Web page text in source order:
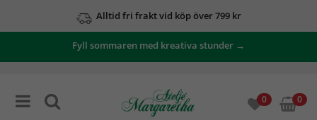
Alltid fri frakt vid köp över 799 kr
Fyll sommaren med kreativa stunder →
0 0